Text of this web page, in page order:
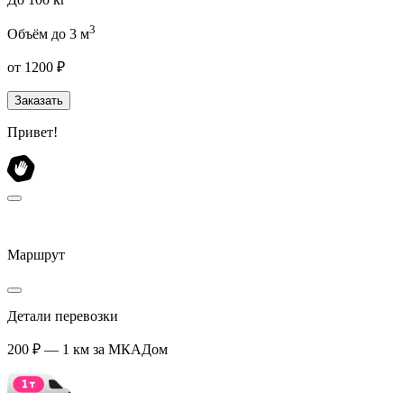
Объём до 3 м3
от 1200 ₽
Заказать
Привет!
Маршрут
Детали перевозки
200 ₽ — 1 км за МКАДом